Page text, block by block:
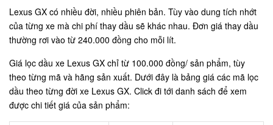
Lexus GX có nhiều đời, nhiều phiên bản. Tùy vào dung tích nhớt
của từng xe mà chi phí thay dầu sẽ khác nhau. Đơn giá thay dầu
thường rơi vào từ 240.000 đồng cho mỗi lít.
Giá lọc dầu xe Lexus GX chỉ từ 100.000 đồng/ sản phẩm, tùy
theo từng mã và hãng sản xuất. Dưới đây là bảng giá các mã lọc
dầu theo từng đời xe Lexus GX. Click đi tới danh sách để xem
được chi tiết giá của sản phẩm: